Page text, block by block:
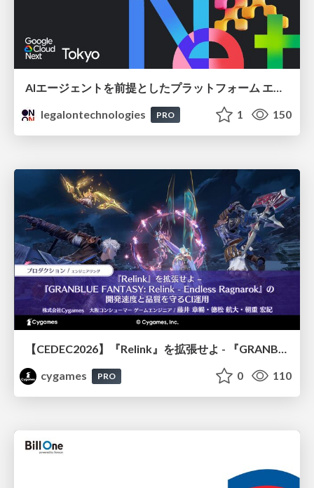
legalontechnologies
PRO 1 150
【CEDEC2026】『Relink』を拡張せよ - 『GRANBLUE FANTASY: Relink - Endless Ragnarok』の開発速度と品質を守るCI運用
cygames
PRO 0 110